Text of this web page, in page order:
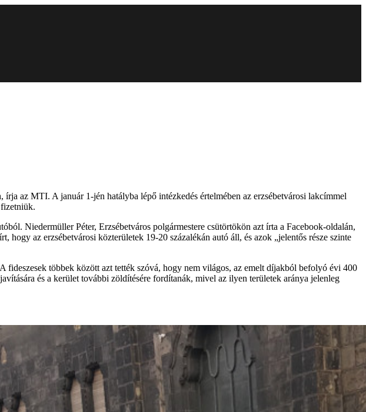
az MTI. A január 1-jén hatályba lépő intézkedés értelmében az erzsébetvárosi lakcímmel
Niedermüller Péter, Erzsébetváros polgármestere csütörtökön azt írta a Facebook-oldalán,
az erzsébetvárosi közterületek 19-20 százalékán autó áll, és azok „jelentős része szinte
fideszesek többek között azt tették szóvá, hogy nem világos, az emelt díjakból befolyó évi 400
és a kerület további zöldítésére fordítanák, mivel az ilyen területek aránya jelenleg